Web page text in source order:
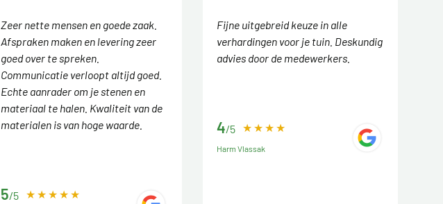
Zeer nette mensen en goede zaak.
Afspraken maken en levering zeer
goed over te spreken.
Communicatie verloopt altijd goed.
Echte aanrader om je stenen en
materiaal te halen. Kwaliteit van de
materialen is van hoge waarde.
5/5
Fijne uitgebreid keuze in alle
verhardingen voor je tuin. Deskundig
advies door de medewerkers.
4/5
Harm Vlassak